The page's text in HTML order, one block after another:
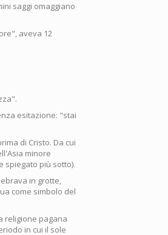
saggi omaggiano
aveva 12
esitazione: "stai
di Cristo. Da cui
minore
spiegato più sotto).
in grotte,
come simbolo del
religione pagana
in cui il sole